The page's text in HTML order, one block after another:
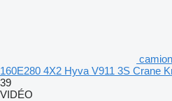
160E280 4X2 Hyva V911 3S Crane
39
VIDÉO